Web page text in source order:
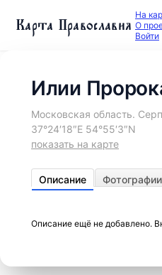
Карта Православия На
О
Войти
Илии
Московская область.
37°24′18″E 54°55′3″N
показать на карте
Описание Фотографии
Описание ещё не добавлено.